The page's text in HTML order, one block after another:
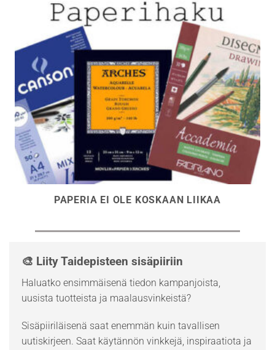
PAPERIA EI OLE KOSKAAN LIIKAA
🎨 Liity Taidepisteen sisäpiiriin
Haluatko ensimmäisenä tiedon kampanjoista,
uusista tuotteista ja maalausvinkeistä?
Sisäpiiriläisenä saat enemmän kuin tavallisen
uutiskirjeen. Saat käytännön vinkkejä, inspiraatiota ja